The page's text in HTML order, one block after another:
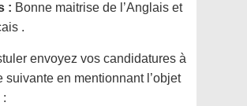
: Bonne maitrise de l’Anglais et
.
envoyez vos candidatures à
suivante en mentionnant l’objet
: